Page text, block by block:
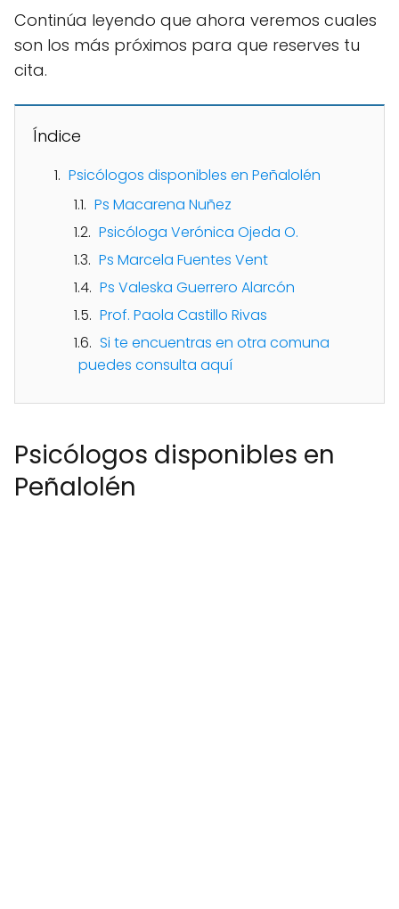
Continúa leyendo que ahora veremos cuales
son los más próximos para que reserves tu
cita.
Índice
Psicólogos disponibles en Peñalolén
Ps Macarena Nuñez
Psicóloga Verónica Ojeda O.
Ps Marcela Fuentes Vent
Ps Valeska Guerrero Alarcón
Prof. Paola Castillo Rivas
Si te encuentras en otra comuna
puedes consulta aquí
Psicólogos disponibles en
Peñalolén